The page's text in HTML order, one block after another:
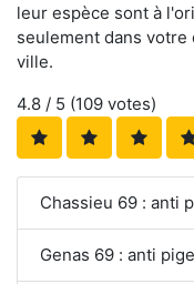
leur espèce sont à
seulement dans votre
ville.
4.8 / 5 (109 votes)
Chassieu 69 : anti
Genas 69 : anti